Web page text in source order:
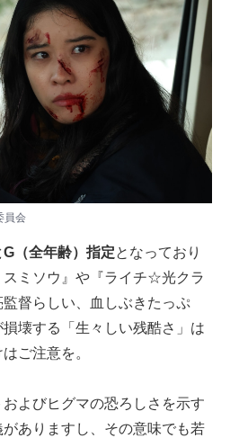
員会
G（全年齢）指定となっており
スミソウ』や『ライチ☆光クラ
督らしい、血しぶきたっぷ
壊する「生々しい残酷さ」は
ご注意を。
よびヒグマの恐ろしさを示す
ありますし、その意味でも若